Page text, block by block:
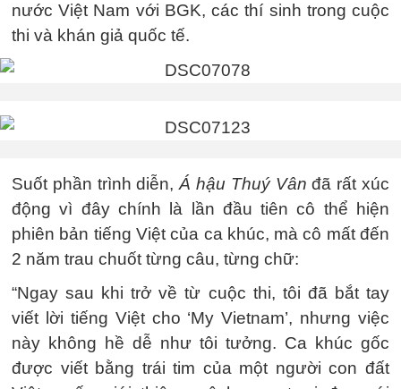
nước Việt Nam với BGK, các thí sinh trong cuộc
thi và khán giả quốc tế.
Suốt phần trình diễn,Á hậu Thuý Vân đã rất xúc
động vì đây chính là lần đầu tiên cô thể hiện
phiên bản tiếng Việt của ca khúc, mà cô mất đến
2 năm trau chuốt từng câu, từng chữ:
“Ngay sau khi trở về từ cuộc thi, tôi đã bắt tay
viết lời tiếng Việt cho ‘My Vietnam’, nhưng việc
này không hề dễ như tôi tưởng. Ca khúc gốc
được viết bằng trái tim của một người con đất